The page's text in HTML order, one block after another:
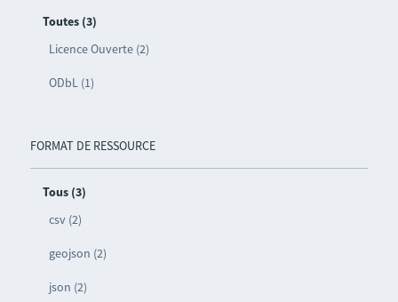
Toutes (3)
Licence Ouverte (2)
ODbL (1)
FORMAT DE RESSOURCE
Tous (3)
csv (2)
geojson (2)
json (2)